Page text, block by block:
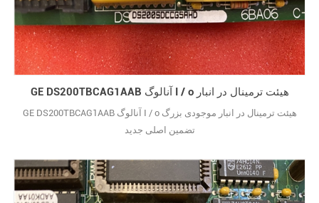
GE DS200TBCAG1AAB آنالوگ I / o هیئت ترمینال در انبار
GE DS200TBCAG1AAB آنالوگ I / o هیئت ترمینال در انبار موجودی بزرگ
تضمین اصلی جدید